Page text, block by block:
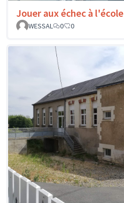
Jouer aux échec à l'école
WESSAL
0 0